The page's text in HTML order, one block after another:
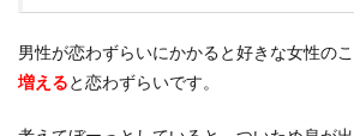
男性が恋わずらいにかかると好きな女性の
増えると恋わずらいです。